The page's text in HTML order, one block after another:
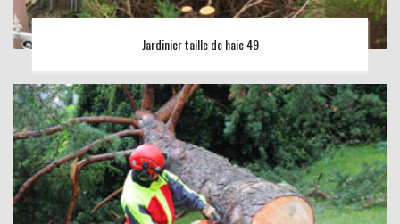
Jardinier taille de haie 49